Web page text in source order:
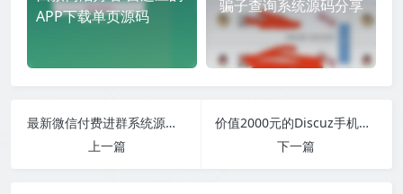
APP下载单页源码
骗子查询系统源码分享
最新微信付费进群系统源码修复已知bug-附带搭建文本+视频
上一篇
价值2000元的Discuz手机模板：NVBING5-APP手机版，界面美观大方，可封装安卓/苹果APP，模板文件+插件+分类信息导入文件
下一篇